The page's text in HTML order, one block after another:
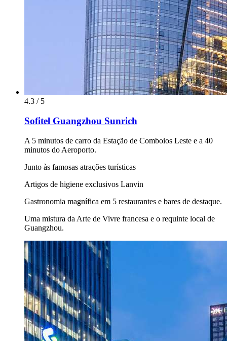
4.3 / 5
Sofitel Guangzhou Sunrich
A 5 minutos de carro da Estação de Comboios Leste e a 40
minutos do Aeroporto.
Junto às famosas atrações turísticas
Artigos de higiene exclusivos Lanvin
Gastronomia magnífica em 5 restaurantes e bares de destaque.
Uma mistura da Arte de Vivre francesa e o requinte local de
Guangzhou.